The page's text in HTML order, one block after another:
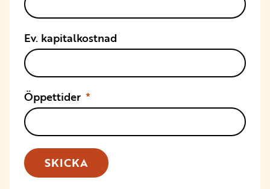
Ev. kapitalkostnad
Öppettider
SKICKA